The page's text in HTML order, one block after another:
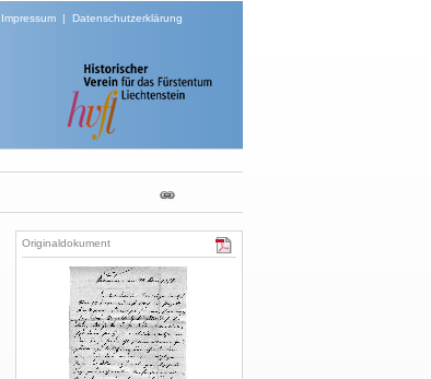
Impressum| Datenschutzerklärung
Originaldokument